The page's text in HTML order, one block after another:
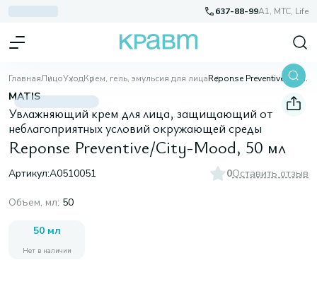
637-88-99A1, МТС, Life
ГлавнаяЛицоУходКрем, гель, эмульсия для лица Reponse Preventive/City-Mood, 50 мл
MATIS
Увлажняющий крем для лица, защищающий от
неблагоприятных условий окружающей среды
Reponse Preventive/City-Mood, 50 мл
Артикул:A0510051 0Оставить отзыв
Объем, мл: 50
50 мл
Нет в наличии